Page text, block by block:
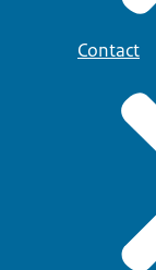
Contact